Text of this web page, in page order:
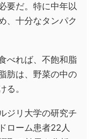
要だ。特に中年以
、十分なタンパク
べれば、不飽和脂
肪は、野菜の中の
る。
ジリ大学の研究チ
ローム患者22人